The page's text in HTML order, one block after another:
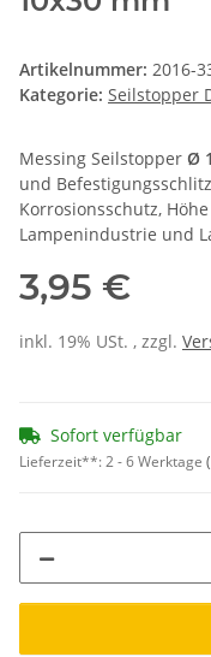
Artikelnummer: 2016-
Kategorie: Seilstopper
Messing Seilstopper Ø
und
Korrosionsschutz,
Lampenindustrie und
3,95 €
inkl. 19% USt. , zzgl.
Sofort verfügbar
Lieferzeit**:2 - 6 Werktage